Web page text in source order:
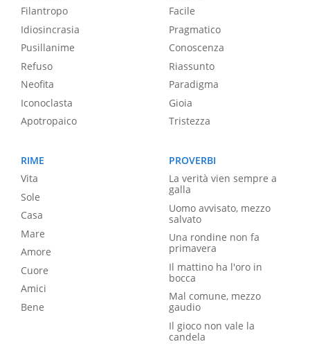
Filantropo
Idiosincrasia
Pusillanime
Refuso
Neofita
Iconoclasta
Apotropaico
Facile
Pragmatico
Conoscenza
Riassunto
Paradigma
Gioia
Tristezza
RIME
Vita
Sole
Casa
Mare
Amore
Cuore
Amici
Bene
PROVERBI
La verità vien sempre a
galla
Uomo avvisato, mezzo
salvato
Una rondine non fa
primavera
Il mattino ha l'oro in
bocca
Mal comune, mezzo
gaudio
Il gioco non vale la
candela